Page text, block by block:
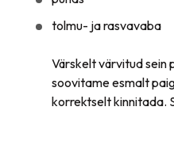
tolmu- ja rasvavaba
Värskelt värvitud sein
soovitame esmalt
korrektselt kinnitada.